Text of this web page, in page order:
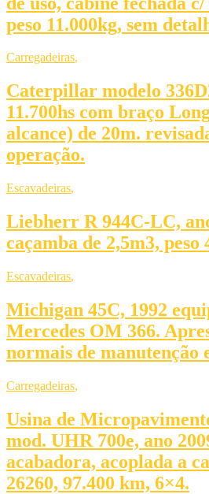
peso 11.000kg, sem
Carregadeiras,
Caterpillar modelo
11.700hs com braço
alcance) de 20m.
operação.
Escavadeiras,
Liebherr R 944C-LC,
caçamba de 2,5m3, peso
Escavadeiras,
Michigan 45C, 1992
Mercedes OM 366.
normais de manutenção
Carregadeiras,
Usina de
mod. UHR 700e, ano
acabadora, acoplada a
26260, 97.400 km, 6×4.